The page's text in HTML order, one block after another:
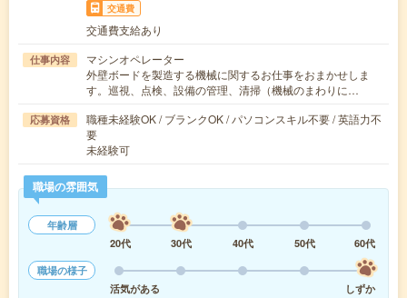
交通費
交通費支給あり
仕事内容
マシンオペレーター
外壁ボードを製造する機械に関するお仕事をおまかせしま
す。巡視、点検、設備の管理、清掃（機械のまわりに…
応募資格
職種未経験OK / ブランクOK / パソコンスキル不要 / 英語力不
要
未経験可
職場の雰囲気
年齢層
20代
30代 40代 50代
60代
職場の様子
活気がある
しずか